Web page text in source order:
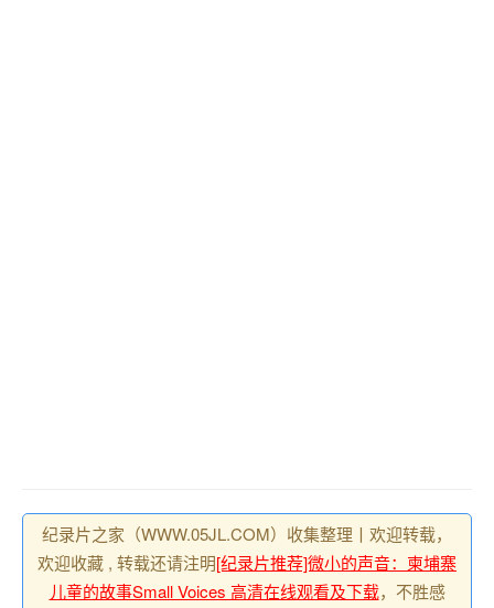
纪录片之家（WWW.05JL.COM）收集整理丨欢迎转载，
欢迎收藏 , 转载还请注明[纪录片推荐]微小的声音：柬埔寨
儿童的故事Small Voices 高清在线观看及下载，不胜感